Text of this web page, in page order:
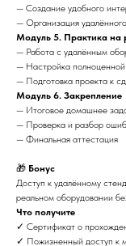
— Создание удобного
— Организация
Модуль 5. Практика на
— Работа с удалённым
— Настройка
— Подготовка проекта к
Модуль 6. Закрепление
— Итоговое домашнее
— Проверка и разбор
— Финальная аттестация
🎁 Бонус
Доступ к удалённому
реальном оборудовании
Что получите
✓ Сертификат о
✓ Пожизненный доступ к